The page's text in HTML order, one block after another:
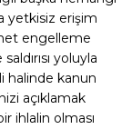
yetkisiz erişim
engelleme
yoluyla
halinde kanun
açıklamak
ihlalin olması